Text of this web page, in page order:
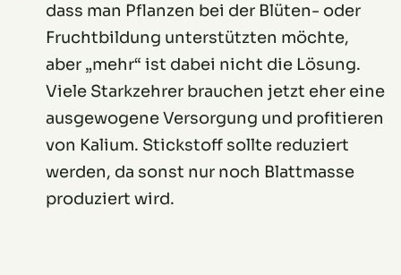
dass man Pflanzen bei der Blüten- oder
Fruchtbildung unterstützten möchte,
aber „mehr“ ist dabei nicht die Lösung.
Viele Starkzehrer brauchen jetzt eher eine
ausgewogene Versorgung und profitieren
von Kalium. Stickstoff sollte reduziert
werden, da sonst nur noch Blattmasse
produziert wird.